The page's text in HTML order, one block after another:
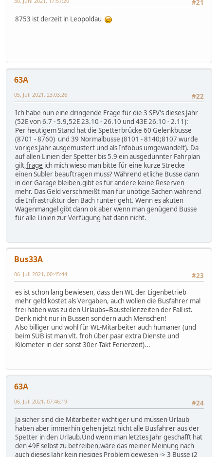
#21
8753 ist derzeit in Leopoldau
63A
#22
05. Juli 2021, 23:03:26
Ich habe nun eine dringende Frage für die 3 SEV's dieses Jahr
(52E von 6.7 - 5.9,52E 23.10 - 26.10 und 43E 26.10 - 2.11):
Per heutigem Stand hat die Spetterbrücke 60 Gelenkbusse
(8701 - 8760) und 39 Normalbusse (8101 - 8140;8107 wurde
voriges Jahr ausgemustert und als Infobus umgewandelt). Da
auf allen Linien der Spetter bis 5.9 ein ausgedünnter Fahrplan
gilt,frage ich mich wieso man bitte für eine kurze Strecke
einen Subler beauftragen muss? Während etliche Busse dann
in der Garage bleiben,gibt es für andere keine Reserven
mehr. Das Geld verschmeißt man für unötige Sachen während
die Infrastruktur den Bach runter geht. Wenn es akuten
Wagenmangel gibt dann ok aber wenn man genügend Busse
für alle Linien zur Verfügung hat dann nicht.
Bus33A
#23
06. Juli 2021, 00:45:44
es ist schon lang bewiesen, dass den WL der Eigenbetrieb
mehr geld kostet als Vergaben, auch wollen die Busfahrer mal
frei haben was zu den Urlaubs=Baustellenzeiten der Fall ist.
Denk nicht nur in Bussen sondern auch Menschen!
Also billiger und wohl für WL-Mitarbeiter auch humaner (und
beim SUB ist man vlt. froh über paar extra Dienste und
Kilometer in der sonst 30er-Takt Ferienzeit)...
63A
#24
06. Juli 2021, 07:46:19
Ja sicher sind die Mitarbeiter wichtiger und müssen Urlaub
haben aber immerhin gehen jetzt nicht alle Busfahrer aus der
Spetter in den Urlaub.Und wenn man letztes Jahr geschafft hat
den 49E selbst zu betreiben,wäre das meiner Meinung nach
auch dieses Jahr kein riesiges Problem gewesen -> 3 Busse (2